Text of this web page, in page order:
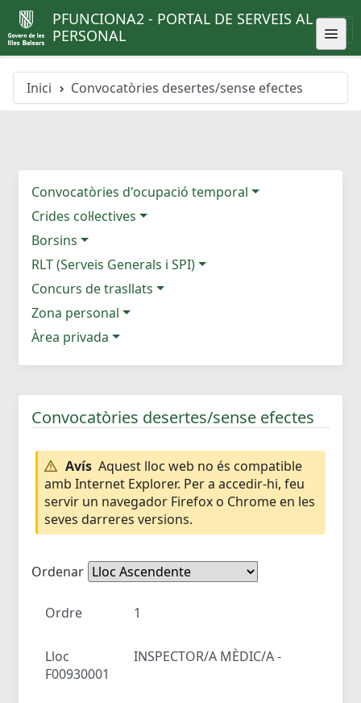
PFUNCIONA2 - PORTAL DE SERVEIS AL
PERSONAL
Inici Convocatòries desertes/sense efectes
Convocatòries d'ocupació temporal
Crides col·lectives
Borsins
RLT (Serveis Generals i SPI)
Concurs de trasllats
Zona personal
Àrea privada
Convocatòries desertes/sense efectes
Avís Aquest lloc web no és compatible
amb Internet Explorer. Per a accedir-hi, feu
servir un navegador Firefox o Chrome en les
seves darreres versions.
Ordenar
Ordre 1
Lloc
INSPECTOR/A MÈDIC/A -
F00930001